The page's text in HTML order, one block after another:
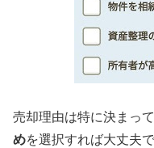
売却理由は特に決まっ
めを選択すれば大丈夫で